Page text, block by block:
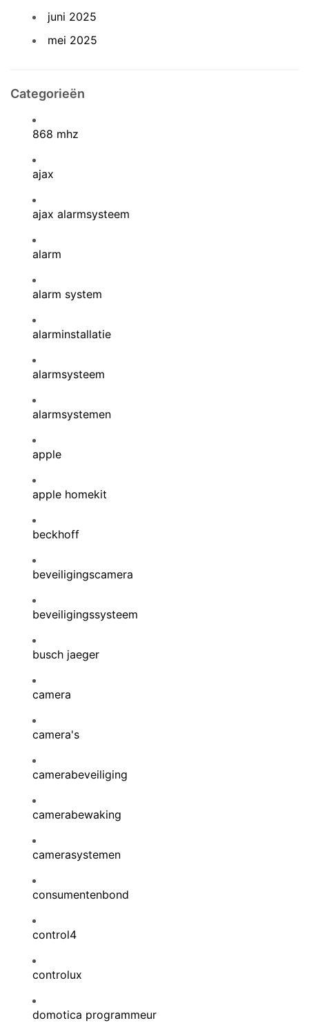
juni 2025
mei 2025
Categorieën
868 mhz
ajax
ajax alarmsysteem
alarm
alarm system
alarminstallatie
alarmsysteem
alarmsystemen
apple
apple homekit
beckhoff
beveiligingscamera
beveiligingssysteem
busch jaeger
camera
camera's
camerabeveiliging
camerabewaking
camerasystemen
consumentenbond
control4
controlux
domotica programmeur